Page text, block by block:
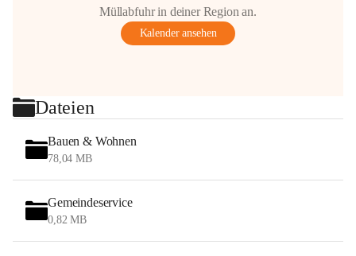
Müllabfuhr in deiner Region an.
Kalender ansehen
Dateien
Bauen & Wohnen
78,04 MB
Gemeindeservice
0,82 MB